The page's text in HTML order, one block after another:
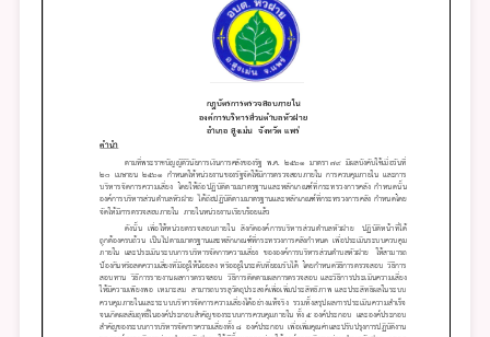
ส่วน
ตำบล
หัว
อำเภอ
จังหวัด
แพร่